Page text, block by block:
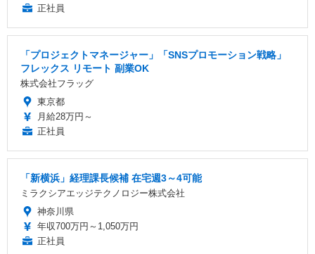
正社員
「プロジェクトマネージャー」「SNSプロモーション戦略」
フレックス リモート 副業OK
株式会社フラッグ
東京都
月給28万円～
正社員
「新横浜」経理課長候補 在宅週3～4可能
ミラクシアエッジテクノロジー株式会社
神奈川県
年収700万円～1,050万円
正社員